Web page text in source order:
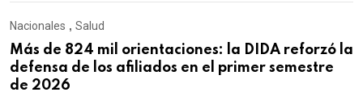
Nacionales , Salud
Más de 824 mil orientaciones: la DIDA reforzó la
defensa de los afiliados en el primer semestre
de 2026